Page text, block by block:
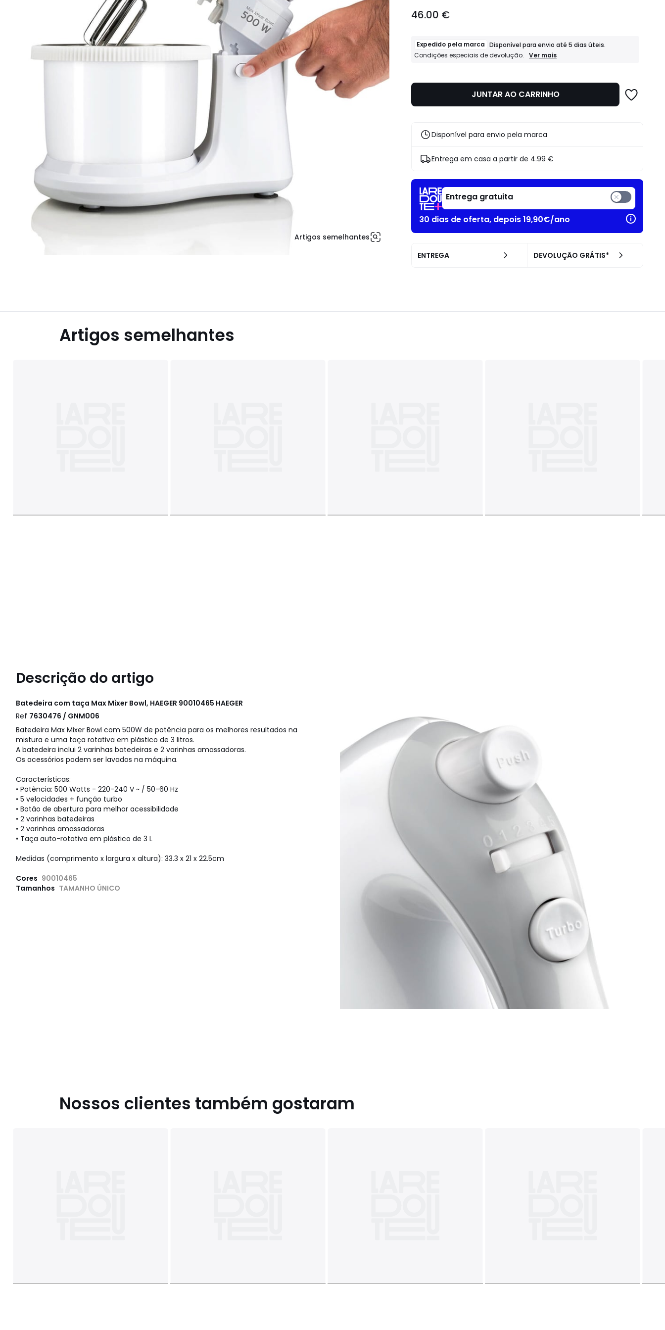
Artigos semelhantes
€.
46.00 €
Expedido pela marca Disponível para envio até 5 dias úteis.
Condições especiais de devolução.
Expedido
envio
até
Condições
de
devolução.
Ver mais
JUNTAR AO CARRINHO
Disponível para envio pela marca
Entrega em casa a partir de 4.99 €
Entrega gratuita
30 dias de oferta, depois 19,90€/ano
ENTREGA DEVOLUÇÃO GRÁTIS*
Artigos semelhantes
Descrição do artigo
Batedeira com taça Max Mixer Bowl, HAEGER 90010465 HAEGER
Ref 7630476 / GNM006
Batedeira Max Mixer Bowl com 500W de potência para os melhores resultados na
mistura e uma taça rotativa em plástico de 3 litros.
A batedeira inclui 2 varinhas batedeiras e 2 varinhas amassadoras.
Os acessórios podem ser lavados na máquina.
Características:
• Potência: 500 Watts - 220-240 V ~ / 50-60 Hz
• 5 velocidades + função turbo
• Botão de abertura para melhor acessibilidade
• 2 varinhas batedeiras
• 2 varinhas amassadoras
• Taça auto-rotativa em plástico de 3 L
Medidas (comprimento x largura x altura): 33.3 x 21 x 22.5cm
Cores 90010465
Tamanhos TAMANHO ÚNICO
Nossos clientes também gostaram